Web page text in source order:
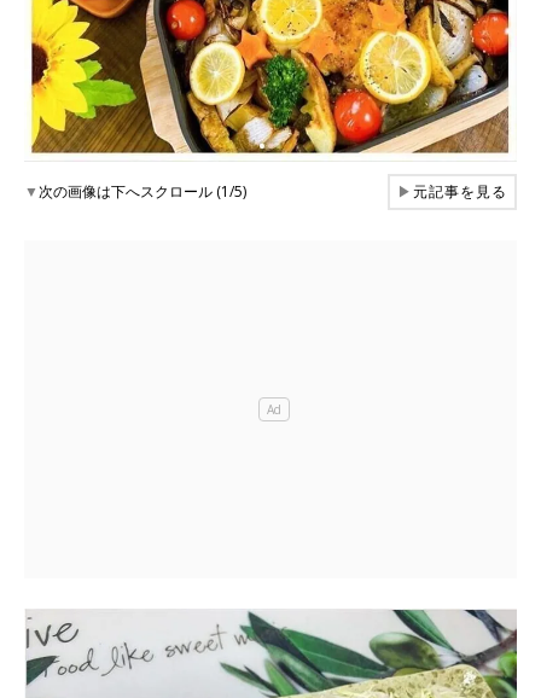
▼次の画像は下へスクロール (1/5) ▶元記事を見る